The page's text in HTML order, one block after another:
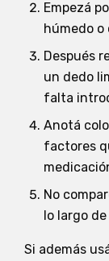
Empezá
húmedo o
Después
un dedo
falta
Anotá
factores
No
lo largo
Si además